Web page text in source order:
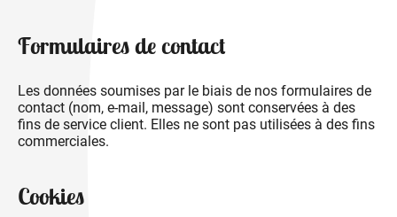
Formulaires de contact
Les données soumises par le biais de nos formulaires de
contact (nom, e-mail, message) sont conservées à des
fins de service client. Elles ne sont pas utilisées à des fins
commerciales.
Cookies